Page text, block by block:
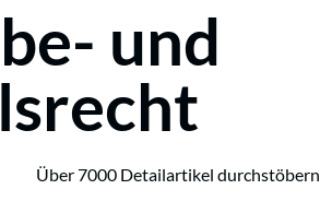
und
Über 7000 Detailartikel durchstöbern